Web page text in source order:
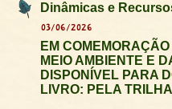
Dinâmicas e
03/06/2026
EM
MEIO AMBIENTE E
DISPONÍVEL PARA
LIVRO: PELA